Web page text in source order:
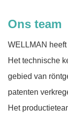
Ons team
WELLMAN
Het technische
gebied van
patenten
Het